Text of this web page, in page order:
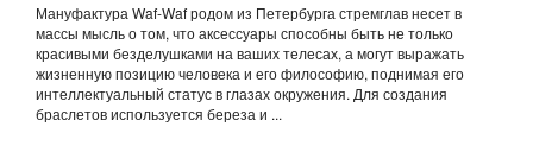
Мануфактура Waf-Waf родом из Петербурга стремглав несет в
массы мысль о том, что аксессуары способны быть не только
красивыми безделушками на ваших телесах, а могут выражать
жизненную позицию человека и его философию, поднимая его
интеллектуальный статус в глазах окружения. Для создания
браслетов используется береза и ...